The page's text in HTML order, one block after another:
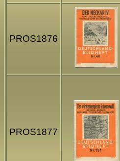
PROS1876
PROS1877